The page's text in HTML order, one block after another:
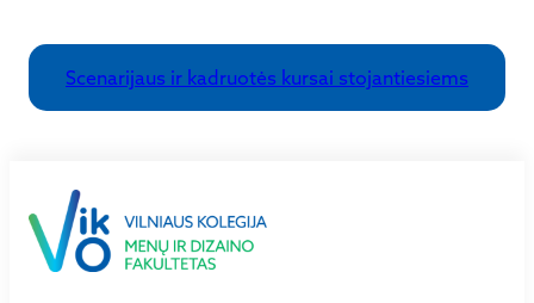
Scenarijaus ir kadruotės kursai stojantiesiems